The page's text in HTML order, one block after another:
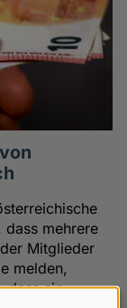
dass mehrere
Mitglieder
melden,
dass sie